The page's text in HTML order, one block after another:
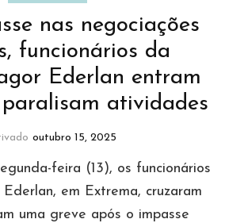
nas negociações
funcionários da
Ederlan entram
atividades
outubro 15, 2025
feira (13), os funcionários
em Extrema, cruzaram
uma greve após o impasse